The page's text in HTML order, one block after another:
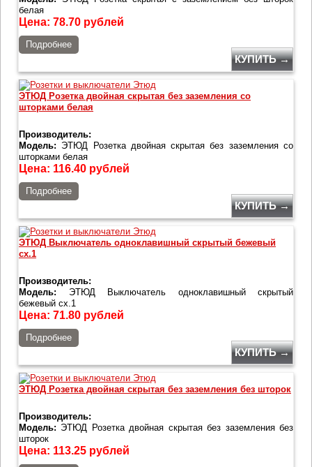
белая
Цена: 78.70 рублей
Подробнее
КУПИТЬ →
ЭТЮД Розетка двойная скрытая без заземления со
шторками белая
Производитель:
Модель: ЭТЮД Розетка двойная скрытая без заземления со
шторками белая
Цена: 116.40 рублей
Подробнее
КУПИТЬ →
ЭТЮД Выключатель одноклавишный скрытый бежевый
сх.1
Производитель:
Модель: ЭТЮД Выключатель одноклавишный скрытый
бежевый сх.1
Цена: 71.80 рублей
Подробнее
КУПИТЬ →
ЭТЮД Розетка двойная скрытая без заземления без шторок
Производитель:
Модель: ЭТЮД Розетка двойная скрытая без заземления без
шторок
Цена: 113.25 рублей